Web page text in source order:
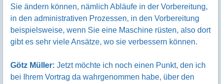
Sie ändern können, nämlich Abläufe in der Vorbereitung,
in den administrativen Prozessen, in den Vorbereitung
beispielsweise, wenn Sie eine Maschine rüsten, also dort
gibt es sehr viele Ansätze, wo sie verbessern können.
Götz Müller: Jetzt möchte ich noch einen Punkt, den ich
bei Ihrem Vortrag da wahrgenommen habe, über den